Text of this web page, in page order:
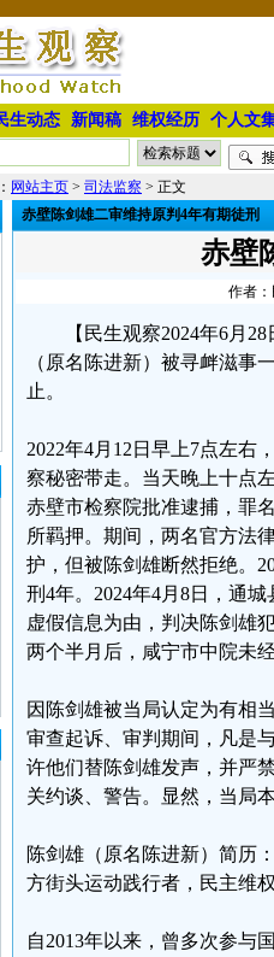
生动态 新闻稿 维权经历 个人文
网站主页 > 司法监察 > 正文
赤壁陈剑雄二审维持原判4年有期徒刑
赤壁
作者：
【民生观察2024年6月
（原名陈进新）被寻衅滋事
止。
2022年4月12日早上7点左右
察秘密带走。当天晚上十点
赤壁市检察院批准逮捕，罪
所羁押。期间，两名官方法
护，但被陈剑雄断然拒绝。
刑4年。2024年4月8日，通
虚假信息为由，判决陈剑雄
两个半月后，咸宁市中院未
因陈剑雄被当局认定为有相
审查起诉、审判期间，凡是
许他们替陈剑雄发声，并严
关约谈、警告。显然，当局
陈剑雄（原名陈进新）简历
方街头运动践行者，民主维
自2013年以来，曾多次参与